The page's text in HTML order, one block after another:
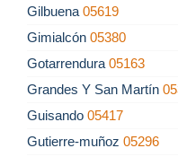
Gilbuena 05619
Gimialcón 05380
Gotarrendura 05163
Grandes Y San Martín
Guisando 05417
Gutierre-muñoz 05296